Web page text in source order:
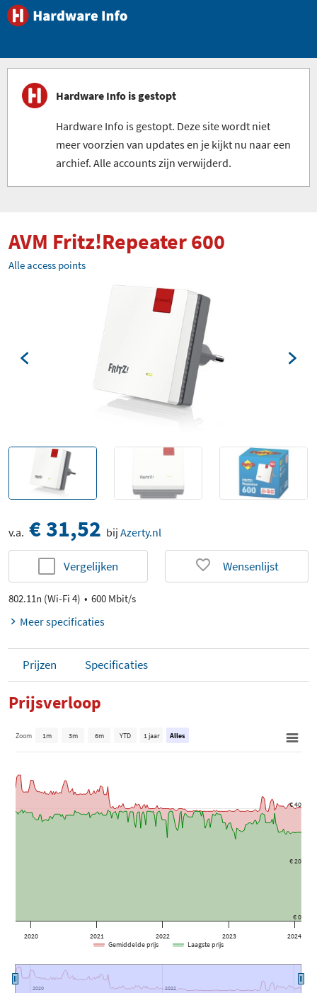
Hardware Info is gestopt
Hardware Info is gestopt. Deze site wordt niet
meer voorzien van updates en je kijkt nu naar een
archief. Alle accounts zijn verwijderd.
AVM Fritz!Repeater 600
Alle access points
v.a. € 31,52 bij Azerty.nl
Vergelijken Wensenlijst
802.11n (Wi-Fi 4) 600 Mbit/s
Meer specificaties
Prijzen Specificaties
Prijsverloop
2020 2021 2022 2023 2024
2020
2020 2022
2022
€ 0
€ 20
€ 40
Zoom 1m 3m 6m YTD 1 jaar Alles
Gemiddelde prijs Laagste prijs